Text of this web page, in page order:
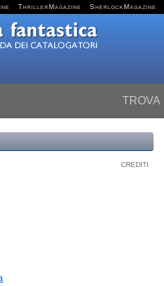
ThrillerMagazine SherlockMagazine
TROVA
CREDITI